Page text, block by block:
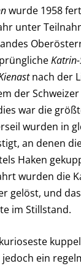
wurde 1958
unter
nach der
der
war die
wurden in
an denen
Haken
wurden die
gelöst, und
im Stillstand.
ein